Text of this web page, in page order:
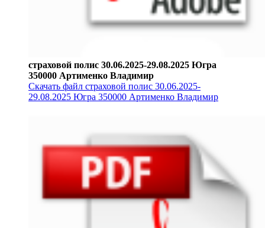
страховой полис 30.06.2025-29.08.2025 Югра
350000 Артименко Владимир
Скачать файл страховой полис 30.06.2025-
29.08.2025 Югра 350000 Артименко Владимир